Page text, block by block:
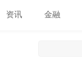
资讯 金融